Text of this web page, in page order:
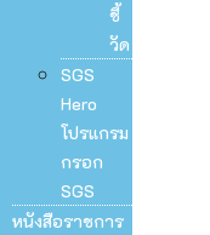
ชี้
วัด
SGS
Hero
โปรแกรม
กรอก
SGS
หนังสือราชการ